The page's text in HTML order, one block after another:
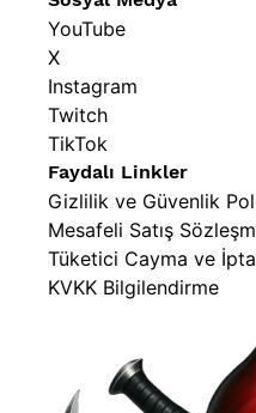
100 x BnB Games Kırmızı
YouTube
X
Instagram
Twitch
TikTok
Faydalı Linkler
Gizlilik ve Güvenlik
Mesafeli Satış
Tüketici Cayma ve
KVKK Bilgilendirme